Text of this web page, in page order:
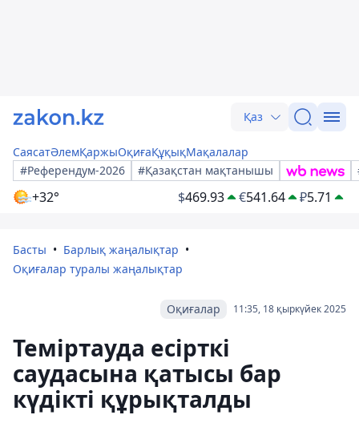
Қаз
СаясатӘлемҚаржыОқиғаҚұқықМақалалар
#Референдум-2026
#Қазақстан мақтанышы
+32° $469.93 €541.64 ₽5.71
Басты
Барлық жаңалықтар
Оқиғалар туралы жаңалықтар
11:35, 18 қыркүйек 2025
Оқиғалар
Теміртауда есірткі
саудасына қатысы бар
күдікті құрықталды